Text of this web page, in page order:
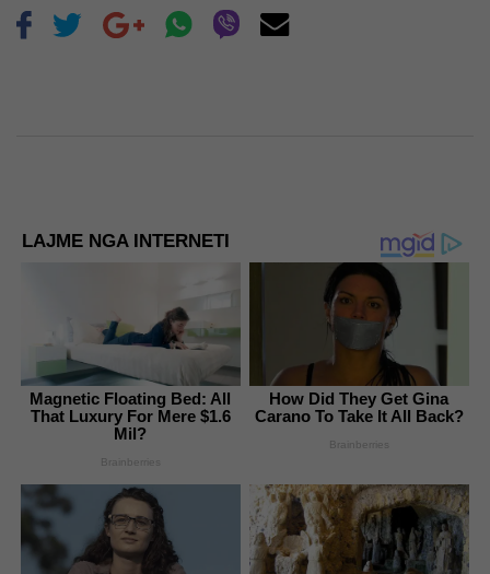
LAJME NGA INTERNETI
Magnetic Floating Bed: All
That Luxury For Mere $1.6
Mil?
Brainberries
How Did They Get Gina
Carano To Take It All Back?
Brainberries